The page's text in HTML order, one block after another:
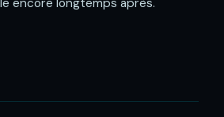
encore longtemps après.